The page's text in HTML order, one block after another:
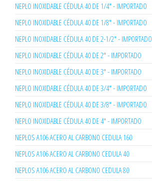
NEPLO INOXIDABLE CÉDULA 40 DE 1/4" - IMPORTADO
NEPLO INOXIDABLE CÉDULA 40 DE 1/8" - IMPORTADO
NEPLO INOXIDABLE CÉDULA 40 DE 2-1/2" - IMPORTADO
NEPLO INOXIDABLE CÉDULA 40 DE 2" - IMPORTADO
NEPLO INOXIDABLE CÉDULA 40 DE 3" - IMPORTADO
NEPLO INOXIDABLE CÉDULA 40 DE 3/4" - IMPORTADO
NEPLO INOXIDABLE CÉDULA 40 DE 3/8" - IMPORTADO
NEPLO INOXIDABLE CÉDULA 40 DE 4" - IMPORTADO
NEPLOS A106 ACERO AL CARBONO CEDULA 160
NEPLOS A106 ACERO AL CARBONO CEDULA 40
NEPLOS A106 ACERO AL CARBONO CEDULA 80